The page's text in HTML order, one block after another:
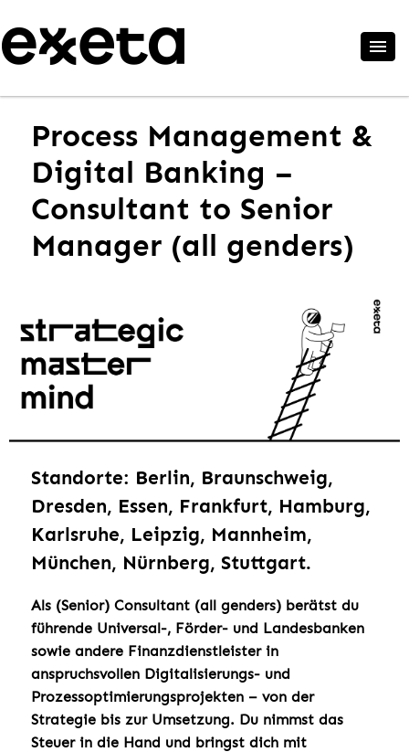
Process Management &
Digital Banking –
Consultant to Senior
Manager (all genders)
Standorte: Berlin, Braunschweig,
Dresden, Essen, Frankfurt, Hamburg,
Karlsruhe, Leipzig, Mannheim,
München, Nürnberg, Stuttgart.
Als (Senior) Consultant (all genders) berätst du
führende Universal-, Förder- und Landesbanken
sowie andere Finanzdienstleister in
anspruchsvollen Digitalisierungs- und
Prozessoptimierungsprojekten – von der
Strategie bis zur Umsetzung. Du nimmst das
Steuer in die Hand und bringst dich mit